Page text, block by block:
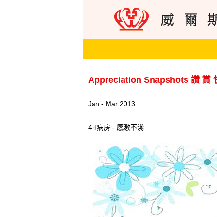
Appreciation Snapshots 讚 賞
Jan - Mar 2013
4H病房 - 感激不淺